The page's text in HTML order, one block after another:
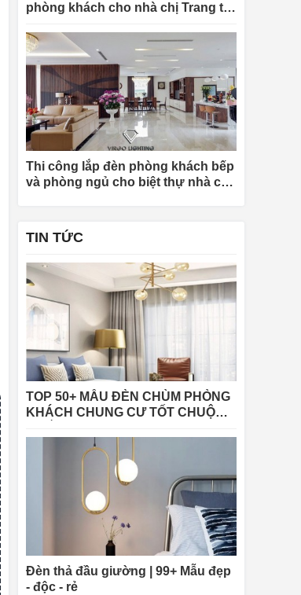
phòng khách cho nhà chị Trang tại
Thi công lắp đèn phòng khách bếp
và phòng ngủ cho biệt thự nhà chị
TIN TỨC
TOP 50+ MẪU ĐÈN CHÙM PHÒNG
KHÁCH CHUNG CƯ TỐT CHUỘNG
Đèn thả đầu giường | 99+ Mẫu đẹp
- độc - rẻ